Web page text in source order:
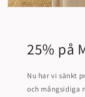
25% på
Nu har vi sänkt
och mångsidiga